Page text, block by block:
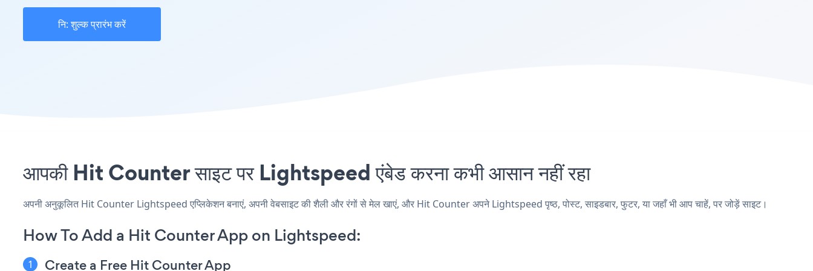
नि: शुल्क प्रारंभ करें
आपकी Hit Counter साइट पर Lightspeed एंबेड करना कभी आसान नहीं रहा
अपनी अनुकूलित Hit Counter Lightspeed एप्लिकेशन बनाएं, अपनी वेबसाइट की शैली और रंगों से मेल खाएं, और Hit Counter अपने Lightspeed पृष्ठ, पोस्ट, साइडबार, फुटर, या जहाँ भी आप चाहें, पर जोड़ें साइट।
How To Add a Hit Counter App on Lightspeed:
Create a Free Hit Counter App